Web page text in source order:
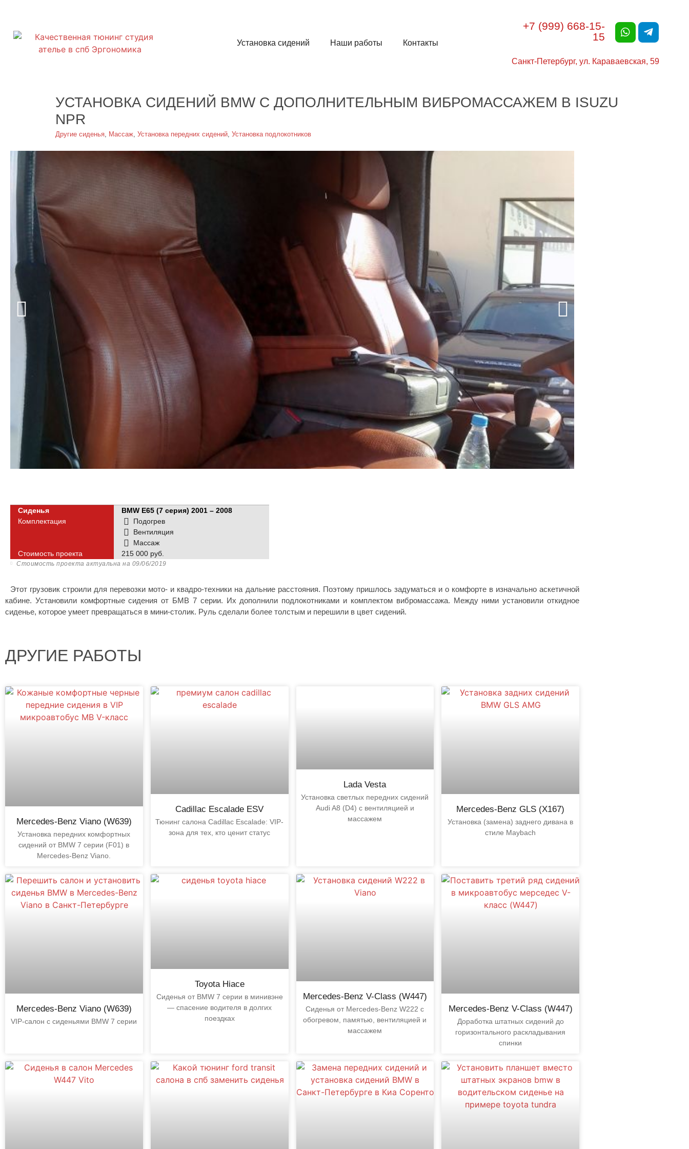
Установка сидений Наши работы Контакты
+7 (999) 668-15-
15
Санкт-Петербург, ул. Караваевская, 59
УСТАНОВКА СИДЕНИЙ BMW С ДОПОЛНИТЕЛЬНЫМ ВИБРОМАССАЖЕМ В ISUZU
NPR
Другие сиденья, Массаж, Установка передних сидений, Установка подлокотников
Сиденья
BMW E65 (7 серия) 2001 – 2008
Комплектация
Подогрев
Вентиляция
Массаж
Стоимость проекта
215 000 руб.
Стоимость проекта актуальна на 09/06/2019
Этот грузовик строили для перевозки мото- и квадро-техники на дальние расстояния. Поэтому пришлось задуматься и о комфорте в изначально аскетичной
кабине. Установили комфортные сидения от БМВ 7 серии. Их дополнили подлокотниками и комплектом вибромассажа. Между ними установили откидное
сиденье, которое умеет превращаться в мини-столик. Руль сделали более толстым и перешили в цвет сидений.
ДРУГИЕ РАБОТЫ
Mercedes-Benz Viano (W639)
Установка передних комфортных
сидений от BMW 7 серии (F01) в
Mercedes-Benz Viano.
Cadillac Escalade ESV
Тюнинг салона Cadillac Escalade: VIP-
зона для тех, кто ценит статус
Lada Vesta
Установка светлых передних сидений
Audi A8 (D4) с вентиляцией и
массажем
Mercedes-Benz GLS (X167)
Установка (замена) заднего дивана в
стиле Maybach
Mercedes-Benz Viano (W639)
VIP-салон с сиденьями BMW 7 серии
Toyota Hiace
Cиденья от BMW 7 серии в минивэне
— спасение водителя в долгих
поездках
Mercedes-Benz V-Class (W447)
Сиденья от Mercedes-Benz W222 с
обогревом, памятью, вентиляцией и
массажем
Mercedes-Benz V-Class (W447)
Доработка штатных сидений до
горизонтального раскладывания
спинки